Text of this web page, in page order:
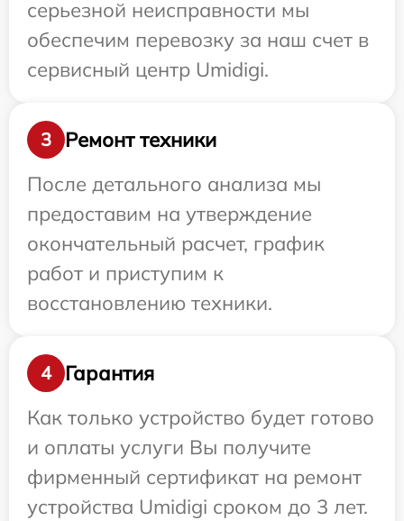
серьезной неисправности мы
обеспечим перевозку за наш счет в
сервисный центр Umidigi.
3
Ремонт техники
После детального анализа мы
предоставим на утверждение
окончательный расчет, график
работ и приступим к
восстановлению техники.
4
Гарантия
Как только устройство будет готово
и оплаты услуги Вы получите
фирменный сертификат на ремонт
устройства Umidigi сроком до 3 лет.